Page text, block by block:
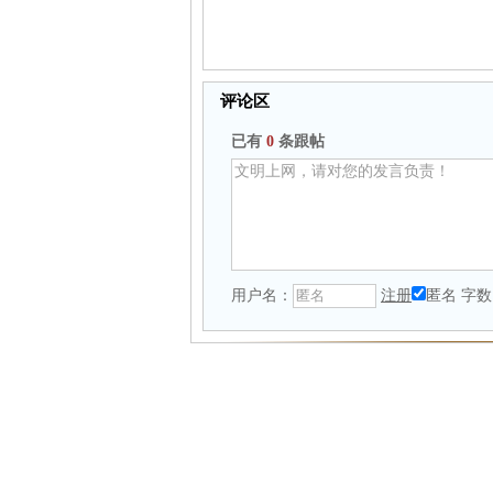
评论区
已有 0 条跟帖
用户名： 注册 匿名 字